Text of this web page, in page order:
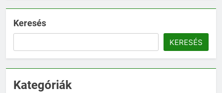
Keresés
KERESÉS
Kategóriák